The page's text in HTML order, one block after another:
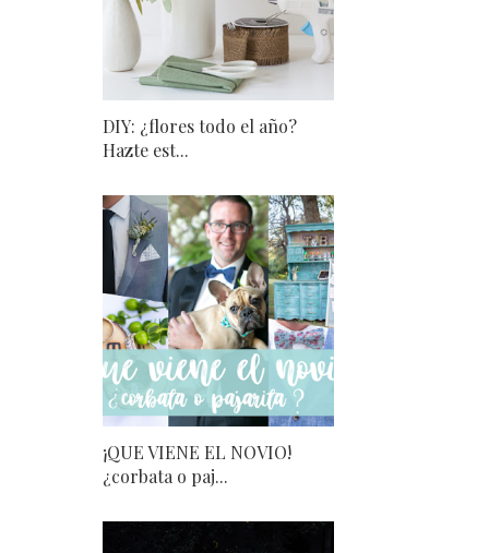
DIY: ¿flores todo el año?
Hazte est...
¡QUE VIENE EL NOVIO!
¿corbata o paj...